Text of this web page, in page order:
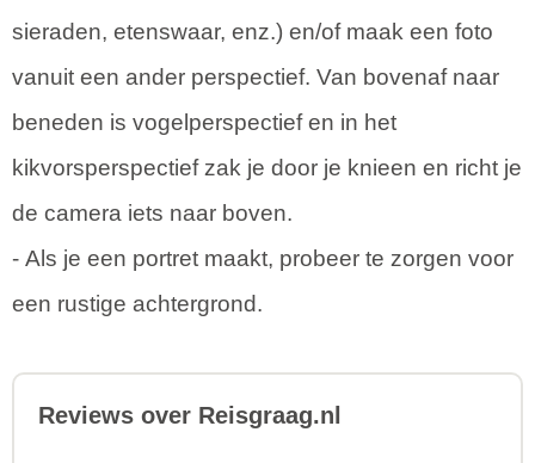
sieraden, etenswaar, enz.) en/of maak een foto
vanuit een ander perspectief. Van bovenaf naar
beneden is vogelperspectief en in het
kikvorsperspectief zak je door je knieen en richt je
de camera iets naar boven.
- Als je een portret maakt, probeer te zorgen voor
een rustige achtergrond.
Reviews over Reisgraag.nl